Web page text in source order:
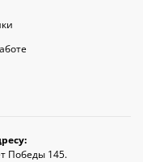
Победы 145.